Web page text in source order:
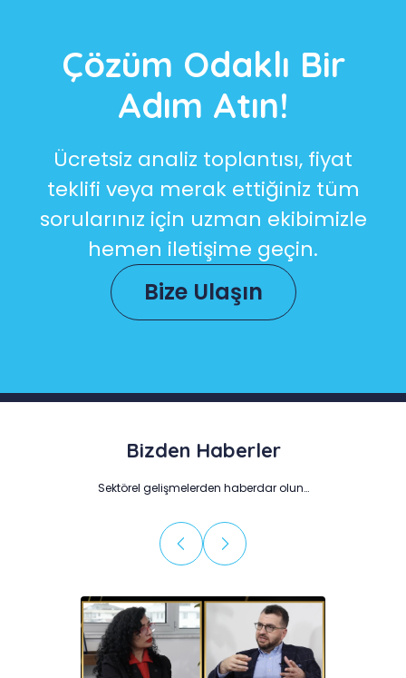
Çözüm Odaklı Bir
Adım Atın!
Ücretsiz analiz toplantısı, fiyat
teklifi veya merak ettiğiniz tüm
sorularınız için uzman ekibimizle
hemen iletişime geçin.
Bize Ulaşın
Bizden Haberler
Sektörel gelişmelerden haberdar olun…